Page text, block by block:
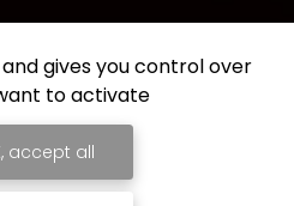
gives you control over
to activate
accept all